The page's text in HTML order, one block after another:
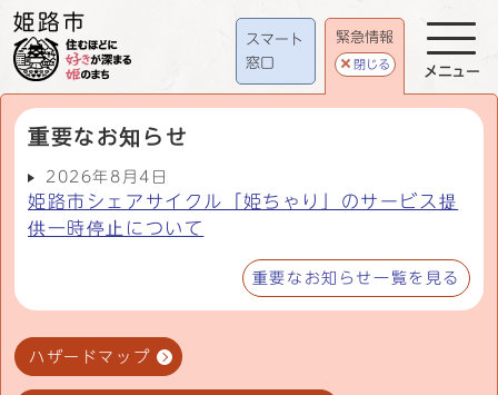
スマート
窓口
緊急情報
閉じる
重要なお知らせ
2026年8月4日
姫路市シェアサイクル「姫ちゃり」のサービス提
供一時停止について
重要なお知らせ一覧を見る
ハザードマップ
メニュー